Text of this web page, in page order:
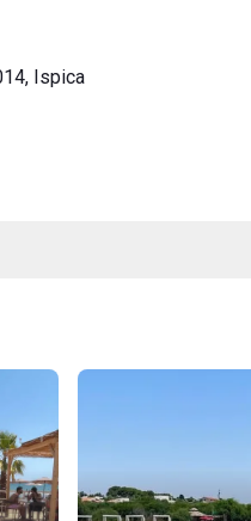
Ispica